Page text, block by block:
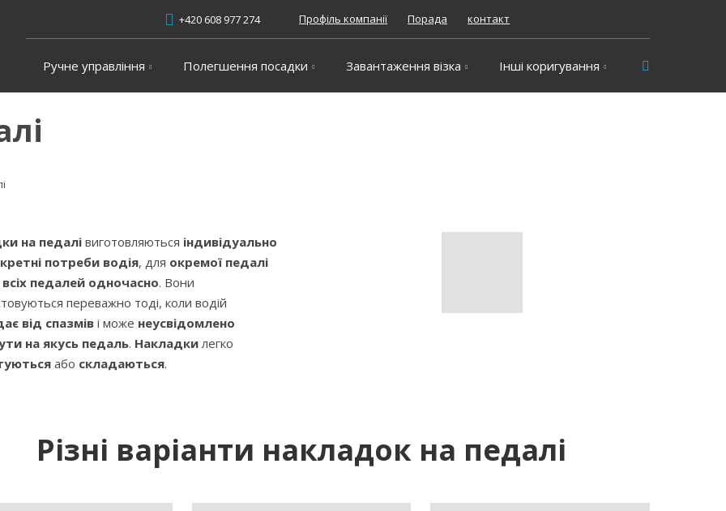
+420 608 977 274 Профіль компанії Порада контакт
Ручне управління Полегшення посадки Завантаження візка Інші коригування
на педалівиготовляються індивідуально
потреби водія, для окремої педалі
всіх педалей одночасно. Вони
переважно тоді, коли водій
від спазміві може неусвідомлено
на якусь педаль. Накладкилегко
або складаються.
Різні варіанти накладок на педалі